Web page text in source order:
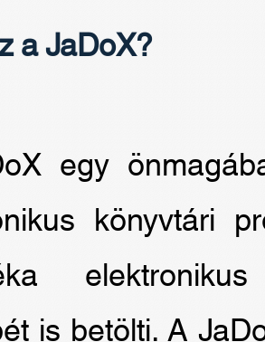
a JaDoX?
egy
könyvtári